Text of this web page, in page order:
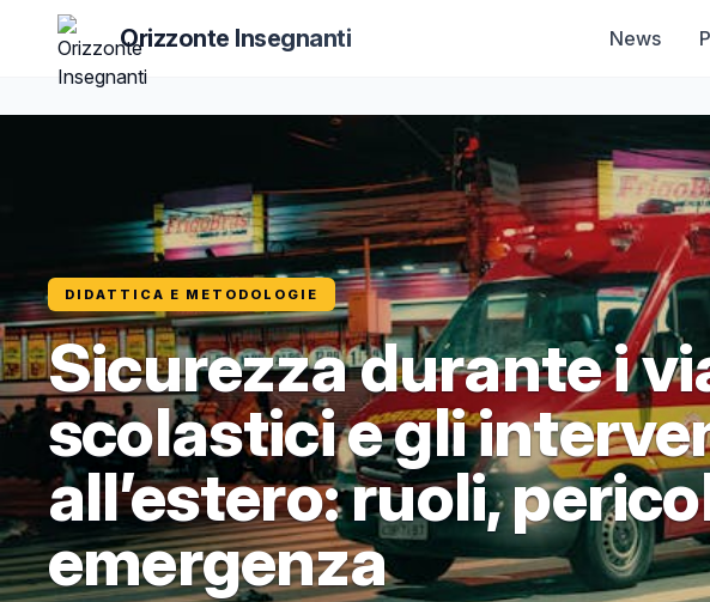
Orizzonte Insegnanti News
DIDATTICA E METODOLOGIE
Sicurezza durante i
scolastici e gli
all’estero: ruoli,
emergenza